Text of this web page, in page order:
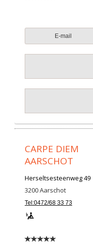
E-mail
CARPE DIEM
AARSCHOT
Herseltsesteenweg 49
3200Aarschot
Tel:0472/68 33 73